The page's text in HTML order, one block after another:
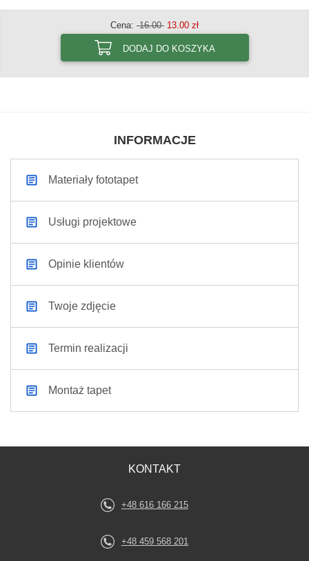
Cena: 16.00 13.00 zł
DODAJ DO KOSZYKA
INFORMACJE
Materiały fototapet
Usługi projektowe
Opinie klientów
Twoje zdjęcie
Termin realizacji
Montaż tapet
KONTAKT
+48 616 166 215
+48 459 568 201